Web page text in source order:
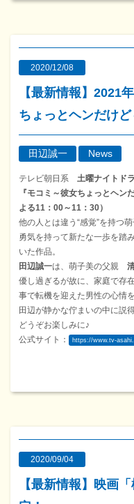
2020/12/08
【最新情報】2021
ちょっとヘンだけど
田辺誠一 News
テレビ朝日系 土曜ナイトド
『モコミ～彼女ちょっとヘ
よる11：00～11：30）
他の人とは違う“感覚”を持つ
勇気を持って新たな一歩を踏
いた作品。
田辺誠一は、萌子美の父親
優し過ぎるが故に、家庭で存
事で転機を迎えた男性の心情を
田辺が静かな佇まいの中に説
どうぞお楽しみに♪
公式サイト：
https://www.tv-
2020/09/04
【最新情報】映画